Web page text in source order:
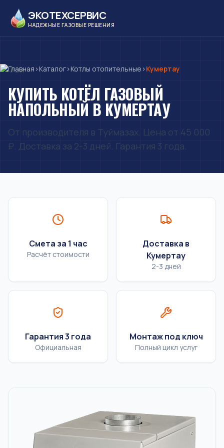
ЭКОТЕХСЕРВИС
НАДЕЖНЫЕ ГАЗОВЫЕ РЕШЕНИЯ
Главная ›Каталог›Котлы отопительные ›Кумертау
КУПИТЬ КОТЁЛ ГАЗОВЫЙ
НАПОЛЬНЫЙ В КУМЕРТАУ
От производителя в Туймазах. Цена от 45 000
₽. Доставка за 2-3 дней. Гарантия 3 года.
Смета за 1 час
Расчёт стоимости
Доставка в
Кумертау
2-3 дней
Гарантия 3 года
Официальная
Монтаж под ключ
Полный цикл услуг